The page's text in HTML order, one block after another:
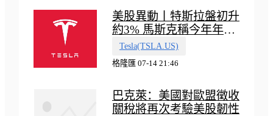
美股異動丨特斯拉盤初升
約3% 馬斯克稱今年年底
會有‘史詩級震撼’的演示
Tesla(TSLA.US)
格隆匯 07-14 21:46
巴克萊：美國對歐盟徵收
關稅將再次考驗美股韌性